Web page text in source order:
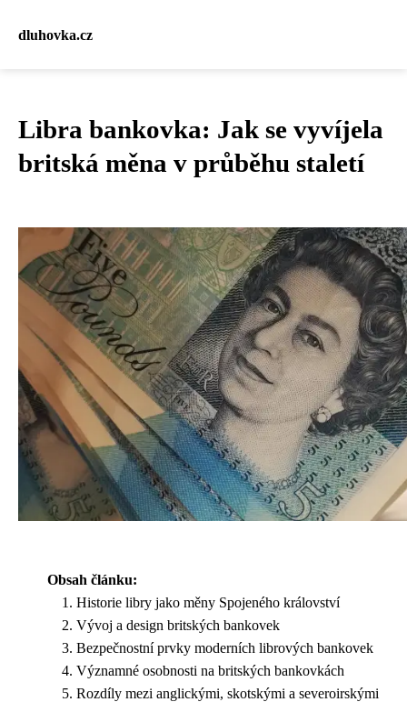
dluhovka.cz
Libra bankovka: Jak se vyvíjela
britská měna v průběhu staletí
Obsah článku:
Historie libry jako měny Spojeného království
Vývoj a design britských bankovek
Bezpečnostní prvky moderních librových bankovek
Významné osobnosti na britských bankovkách
Rozdíly mezi anglickými, skotskými a severoirskými